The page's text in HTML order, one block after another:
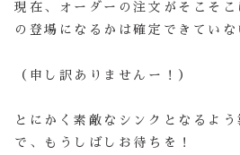
現在、オーダーの注文がそこそ
の登場になるかは確定できていな
（申し訳ありませんー！）
とにかく素敵なシンクとなるよ
で、もうしばしお待ちを！